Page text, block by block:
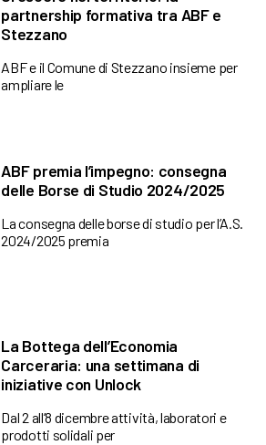
partnership formativa tra ABF e
Stezzano
ABF e il Comune di Stezzano insieme per
ampliare le
ABF premia l’impegno: consegna
delle Borse di Studio 2024/2025
La consegna delle borse di studio per l’A.S.
2024/2025 premia
La Bottega dell’Economia
Carceraria: una settimana di
iniziative con Unlock
Dal 2 all’8 dicembre attività, laboratori e
prodotti solidali per